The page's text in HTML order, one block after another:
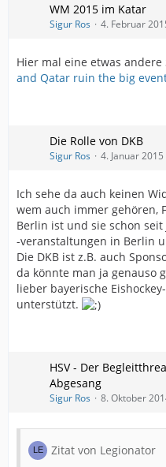
WM 2015 im Katar
Sigur Ros 4. Februar
Hier mal eine etwas andere
and Qatar ruin the big
Die Rolle von DKB
Sigur Ros 4. Januar
Ich sehe da auch keinen
wem auch immer gehören,
Berlin ist und sie schon
-veranstaltungen in Berlin
Die DKB ist z.B. auch
da könnte man ja genauso
lieber bayerische
unterstützt.
HSV - Der
Abgesang
Sigur Ros 8. Oktober
Zitat von Legionator